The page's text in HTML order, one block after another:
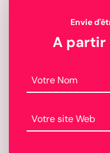
Envie
A partir